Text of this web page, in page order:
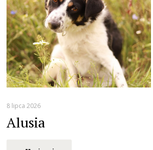
8 lipca 2026
Alusia